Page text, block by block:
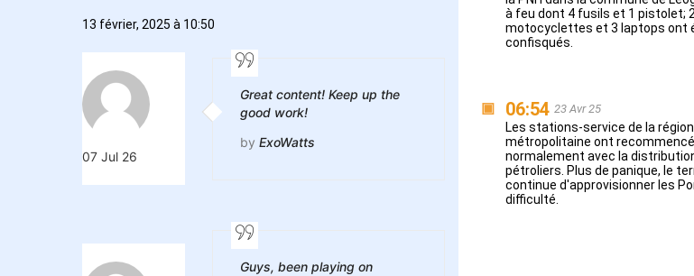
13 février, 2025 à 10:50
07 Jul 26
Great content! Keep up the
good work!
byExoWatts
Guys, been playing on
à feu dont 4 fusils et 1 pistolet; 2
motocyclettes et 3 laptops ont
confisqués.
▣ 06:54 23 Avr 25
Les stations-service de la région
métropolitaine ont recommencé
normalement avec la
pétroliers. Plus de panique, le
continue d'approvisionner les
difficulté.